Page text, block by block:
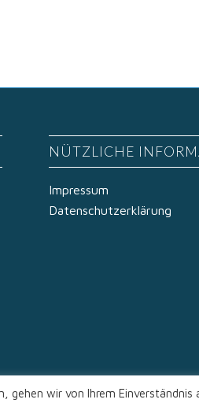
NÜTZLICHE
Impressum
Datenschutzerklärung
gehen wir von Ihrem Einverständnis